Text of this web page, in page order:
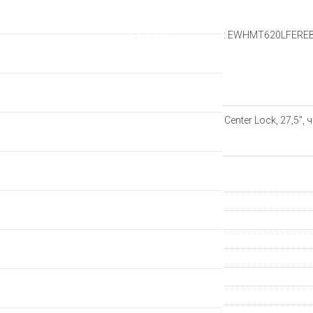
Рейтинг: Артикул:
Колеса Shimano WH-MT620-B Center Lock, 27,5'',
Страна происхождения
Количество отверстий